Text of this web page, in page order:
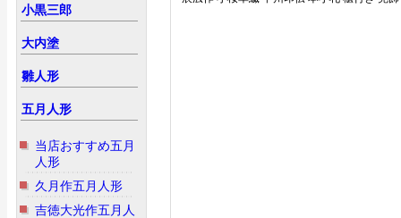
小黒三郎
大内塗
雛人形
五月人形
当店おすすめ五月
人形
久月作五月人形
吉徳大光作五月人